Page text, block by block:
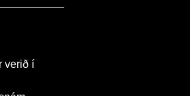
verið í